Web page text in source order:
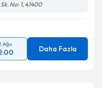
No: 1, 41400
Ağu
Daha Fazla